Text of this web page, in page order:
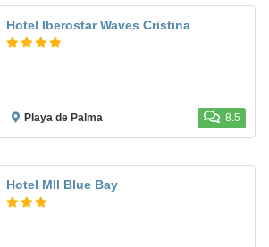
Hotel Iberostar Waves Cristina
Playa de Palma 8.5
Hotel Mll Blue Bay